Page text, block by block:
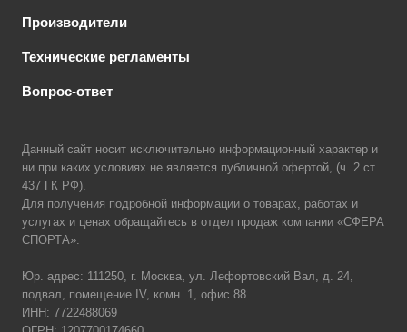
Производители
Технические регламенты
Вопрос-ответ
Данный сайт носит исключительно информационный характер и
ни при каких условиях не является публичной офертой, (ч. 2 ст.
437 ГК РФ).
Для получения подробной информации о товарах, работах и
услугах и ценах обращайтесь в отдел продаж компании «СФЕРА
СПОРТА».
Юр. адрес: 111250, г. Москва, ул. Лефортовский Вал, д. 24,
подвал, помещение IV, комн. 1, офис 88
ИНН: 7722488069